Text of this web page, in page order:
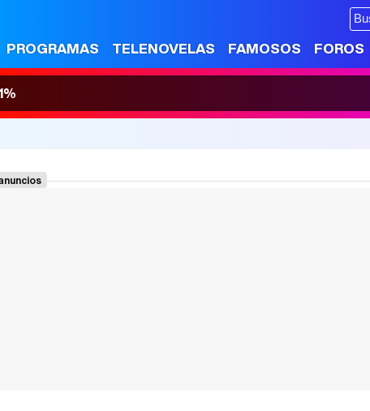
PROGRAMAS TELENOVELAS FAMOSOS FOROS